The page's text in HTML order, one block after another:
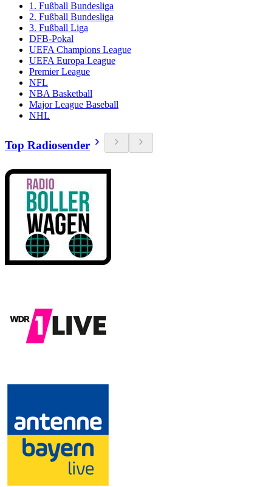
1. Fußball Bundesliga
2. Fußball Bundesliga
3. Fußball Liga
DFB-Pokal
UEFA Champions League
UEFA Europa League
Premier League
NFL
NBA Basketball
Major League Baseball
NHL
Top Radiosender